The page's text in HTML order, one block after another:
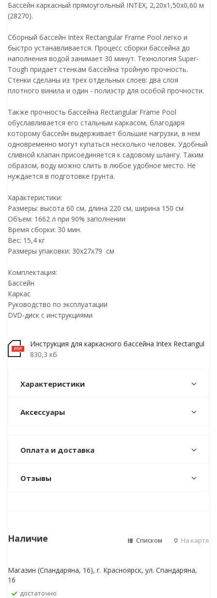
Бассейн каркасный прямоугольный INTEX, 2,20х1,50х0,60 м
(28270).
Сборный бассейн Intex Rectangular Frame Pool легко и
быстро устанавливается. Процесс сборки бассейна до
наполнения водой занимает 30 минут. Технология Super-
Tough придает стенкам бассейна тройную прочность.
Стенки сделаны из трех отдельных слоев: два слоя
плотного винила и один - полиэстр для особой прочности.
Также прочность бассейна Rectangular Frame Pool
обуславливается его стальным каркасом, благодаря
которому бассейн выдерживает большие нагрузки, в нем
одновременно могут купаться несколько человек. Удобный
сливной клапан присоединяется к садовому шлангу. Таким
образом, воду можно слить в любое удобное место. Не
нуждается в подготовке грунта.
Характеристики:
Размеры: высота 60 см, длина 220 см, ширина 150 см
Объем: 1662 л при 90% заполнении
Время сборки: 30 мин.
Вес: 15,4 кг
Размеры упаковки: 30х27х79 см
Комплектация:
Бассейн
Каркас
Руководство по эксплуатации
DVD-диск с инструкциями
Инструкция для каркасного бассейна Intex Rectangul
830,3 кб
Характеристики
Аксессуары
Оплата и доставка
Отзывы
Наличие Списком На карте
Магазин (Спандаряна, 16), г. Красноярск, ул. Спандаряна,
16
Достаточно